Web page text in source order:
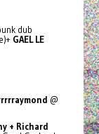
dub
GAEL LE
@
+ Richard